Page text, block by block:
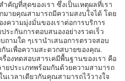
คัญที่สุดของเรา ซึ่งเป็นเหตุผลที่เรา
มายคุณสามารถมีความสงบใจได้ โดย
ความมุ่งมั่นของเราต่อการบริการ
ระกันการตอบสนองอย่างรวดเร็ว
ามใด ๆเรานําเสนอการตรวจสอบ
นเพื่อความสะดวกสบายของคุณ.
องทดสอบสารเคมีพื้นฐานของเรา คือ
ยประเภทพร้อมกันด้วยความสามารถ
เวลาเดียวกันคุณสามารถไว้วางใจ